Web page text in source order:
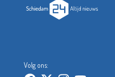
Volg ons: